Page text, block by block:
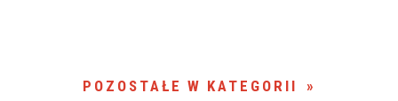
POZOSTAŁE W KATEGORII